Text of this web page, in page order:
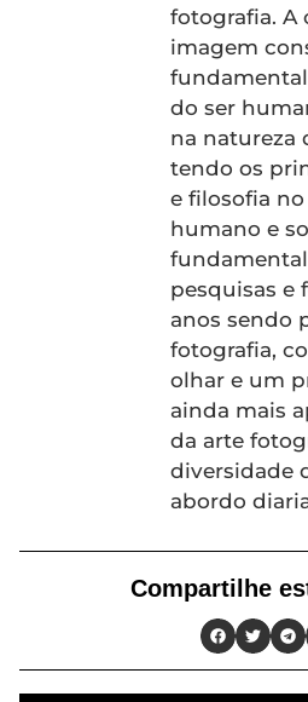
fotografia. A
imagem
do ser
na natureza
tendo os
e filosofia
humano e
pesquisas e
anos sendo
fotografia,
olhar e um
ainda mais
da arte
diversidade
abordo
Compartilhe